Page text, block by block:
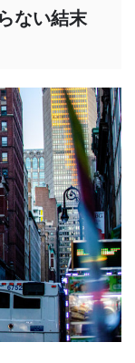
ない結末